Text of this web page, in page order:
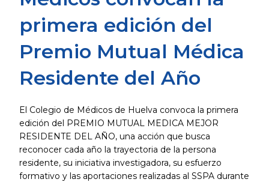
primera edición del
Premio Mutual Médica
Residente del Año
El Colegio de Médicos de Huelva convoca la primera
edición del PREMIO MUTUAL MEDICA MEJOR
RESIDENTE DEL AÑO, una acción que busca
reconocer cada año la trayectoria de la persona
residente, su iniciativa investigadora, su esfuerzo
formativo y las aportaciones realizadas al SSPA durante